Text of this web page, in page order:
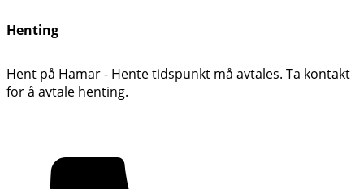
Henting
Hent på Hamar - Hente tidspunkt må avtales. Ta kontakt
for å avtale henting.